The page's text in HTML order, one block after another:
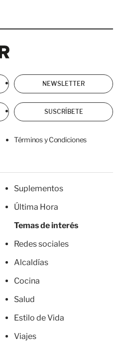
NEWSLETTER
SUSCRÍBETE
Términos y Condiciones
Suplementos
Última Hora
Temas de interés
Redes sociales
Alcaldías
Cocina
Salud
Estilo de Vida
Viajes